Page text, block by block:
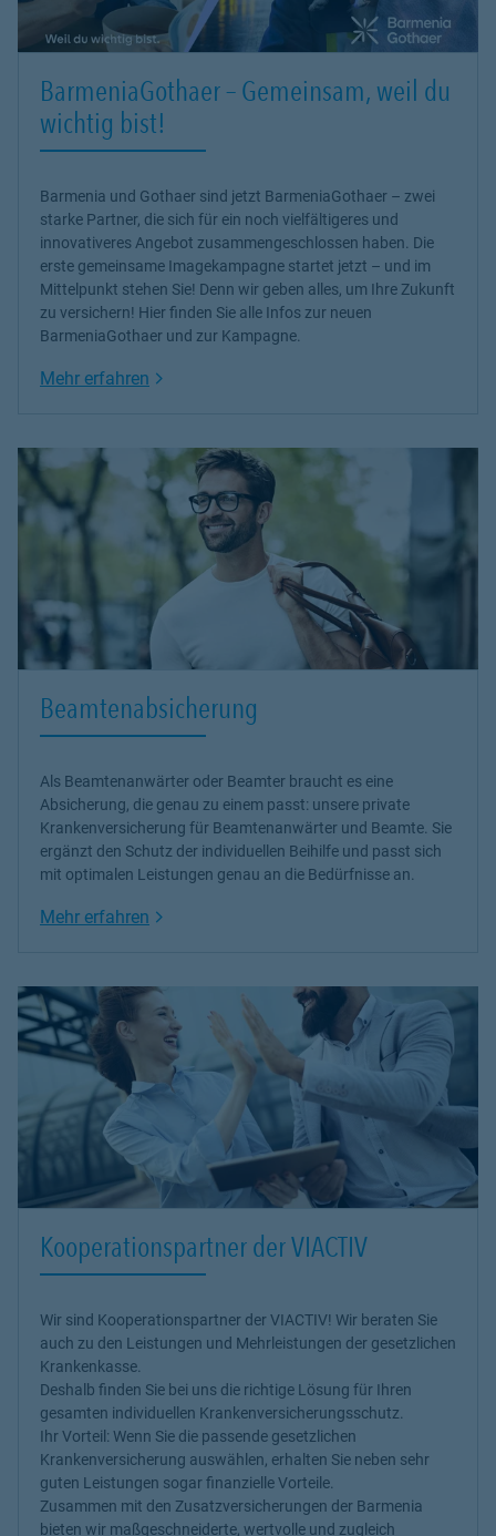
BarmeniaGothaer – Gemeinsam, weil du
wichtig bist!
Barmenia und Gothaer sind jetzt BarmeniaGothaer – zwei
starke Partner, die sich für ein noch vielfältigeres und
innovativeres Angebot zusammengeschlossen haben. Die
erste gemeinsame Imagekampagne startet jetzt – und im
Mittelpunkt stehen Sie! Denn wir geben alles, um Ihre Zukunft
zu versichern! Hier finden Sie alle Infos zur neuen
BarmeniaGothaer und zur Kampagne.
Mehr erfahren Link Opens in New Tab
Beamtenabsicherung
Als Beamtenanwärter oder Beamter braucht es eine
Absicherung, die genau zu einem passt: unsere private
Krankenversicherung für Beamtenanwärter und Beamte. Sie
ergänzt den Schutz der individuellen Beihilfe und passt sich
mit optimalen Leistungen genau an die Bedürfnisse an.
Mehr erfahren Link Opens in New Tab
Kooperationspartner der VIACTIV
Wir sind Kooperationspartner der VIACTIV! Wir beraten Sie
auch zu den Leistungen und Mehrleistungen der gesetzlichen
Krankenkasse.
Deshalb finden Sie bei uns die richtige Lösung für Ihren
gesamten individuellen Krankenversicherungsschutz.
Ihr Vorteil: Wenn Sie die passende gesetzlichen
Krankenversicherung auswählen, erhalten Sie neben sehr
guten Leistungen sogar finanzielle Vorteile.
Zusammen mit den Zusatzversicherungen der Barmenia
bieten wir maßgeschneiderte, wertvolle und zugleich